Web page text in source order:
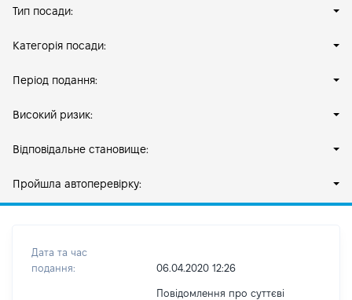
Тип посади:
Категорія посади:
Період подання:
Високий ризик:
Відповідальне становище:
Пройшла автоперевірку:
Дата та час
подання:
06.04.2020 12:26
Повідомлення про суттєві